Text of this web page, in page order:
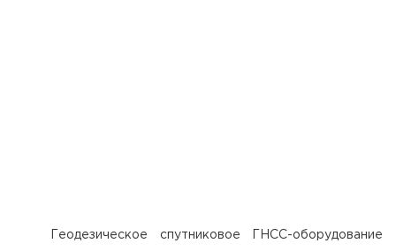
Геодезическое спутниковое ГНСС-оборудование